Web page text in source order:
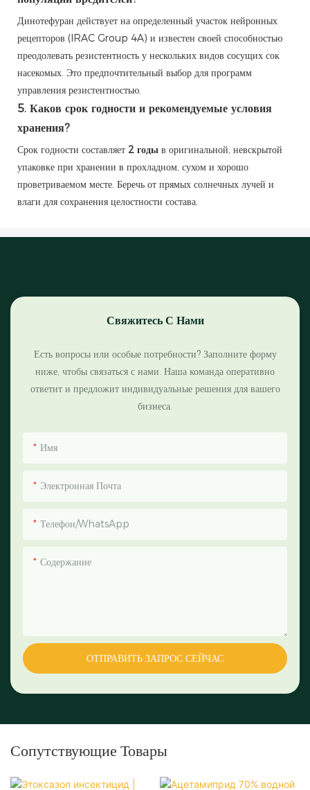
Динотефуран действует на определенный участок нейронных
рецепторов (IRAC Group 4A) и известен своей способностью
преодолевать резистентность у нескольких видов сосущих сок
насекомых. Это предпочтительный выбор для программ
управления резистентностью.
5. Каков срок годности и рекомендуемые условия
хранения?
Срок годности составляет 2 годы в оригинальной, невскрытой
упаковке при хранении в прохладном, сухом и хорошо
проветриваемом месте. Беречь от прямых солнечных лучей и
влаги для сохранения целостности состава.
Свяжитесь С Нами
Есть вопросы или особые потребности? Заполните форму
ниже, чтобы связаться с нами. Наша команда оперативно
ответит и предложит индивидуальные решения для вашего
бизнеса.
Имя
Электронная Почта
Телефон/WhatsApp
Содержание
ОТПРАВИТЬ ЗАПРОС СЕЙЧАС
Сопутствующие Товары